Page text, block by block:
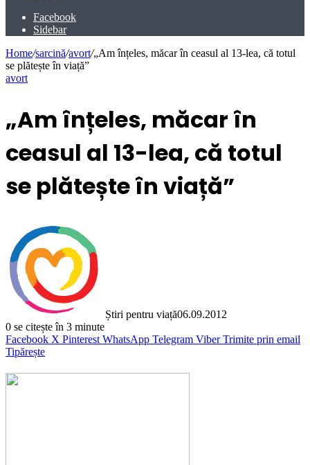
Facebook
Sidebar
Home/sarcină/avort/„Am înțeles, măcar în ceasul al 13-lea, că totul
se plătește în viață”
avort
„Am înțeles, măcar în
ceasul al 13-lea, că totul
se plătește în viață”
Știri pentru viață06.09.2012
0 se citește în 3 minute
Facebook X Pinterest WhatsApp Telegram Viber Trimite prin email
Tipărește